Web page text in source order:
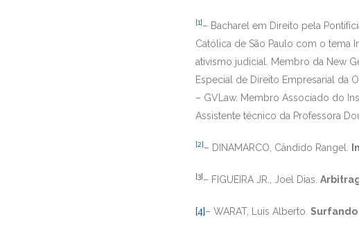
[1]– Bacharel em Direito pela
Católica de São Paulo com o tema
ativismo judicial. Membro da New
Especial de Direito Empresarial da
– GVLaw. Membro Associado do
Assistente técnico da Professora
[2]– DINAMARCO, Cândido Rangel.
[3]– FIGUEIRA JR., Joel Dias.
[4]– WARAT, Luis Alberto. Surfando